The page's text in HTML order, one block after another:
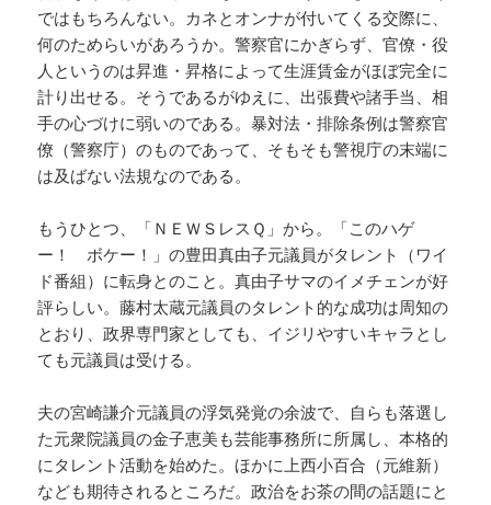
ではもちろんない。カネとオンナが付いてくる交際に、
何のためらいがあろうか。警察官にかぎらず、官僚・役
人というのは昇進・昇格によって生涯賃金がほぼ完全に
計り出せる。そうであるがゆえに、出張費や諸手当、相
手の心づけに弱いのである。暴対法・排除条例は警察官
僚（警察庁）のものであって、そもそも警視庁の末端に
は及ばない法規なのである。
もうひとつ、「ＮＥＷＳレスＱ」から。「このハゲ
ー！ ボケー！」の豊田真由子元議員がタレント（ワイ
ド番組）に転身とのこと。真由子サマのイメチェンが好
評らしい。藤村太蔵元議員のタレント的な成功は周知の
とおり、政界専門家としても、イジリやすいキャラとし
ても元議員は受ける。
夫の宮崎謙介元議員の浮気発覚の余波で、自らも落選し
た元衆院議員の金子恵美も芸能事務所に所属し、本格的
にタレント活動を始めた。ほかに上西小百合（元維新）
なども期待されるところだ。政治をお茶の間の話題にと